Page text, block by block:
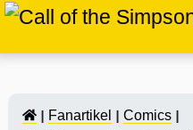
Fanartikel
Comics